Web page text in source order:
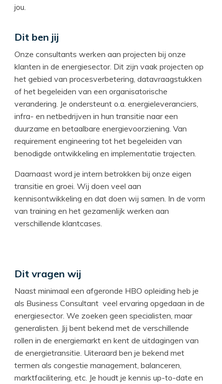
jou.
Dit ben jij
Onze consultants werken aan projecten bij onze
klanten in de energiesector. Dit zijn vaak projecten op
het gebied van procesverbetering, datavraagstukken
of het begeleiden van een organisatorische
verandering. Je ondersteunt o.a. energieleveranciers,
infra- en netbedrijven in hun transitie naar een
duurzame en betaalbare energievoorziening. Van
requirement engineering tot het begeleiden van
benodigde ontwikkeling en implementatie trajecten.
Daarnaast word je intern betrokken bij onze eigen
transitie en groei. Wij doen veel aan
kennisontwikkeling en dat doen wij samen. In de vorm
van training en het gezamenlijk werken aan
verschillende klantcases.
Dit vragen wij
Naast minimaal een afgeronde HBO opleiding heb je
als Business Consultant veel ervaring opgedaan in de
energiesector. We zoeken geen specialisten, maar
generalisten. Jij bent bekend met de verschillende
rollen in de energiemarkt en kent de uitdagingen van
de energietransitie. Uiteraard ben je bekend met
termen als congestie management, balanceren,
marktfacilitering, etc. Je houdt je kennis up-to-date en